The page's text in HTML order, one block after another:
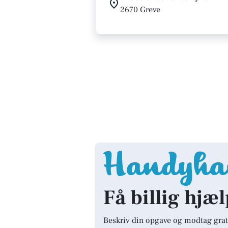
2670 Greve
Få billig
Beskriv din opgave og modtag